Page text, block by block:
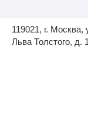
119021, г. Москва,
Льва Толстого, д.